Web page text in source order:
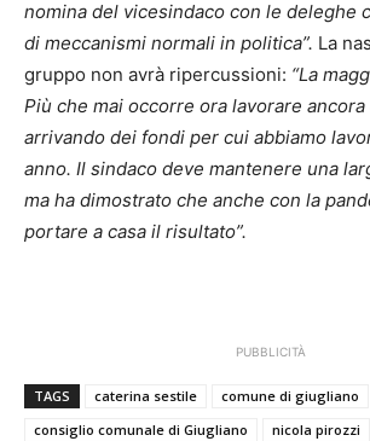
nomina del vicesindaco con le deleghe
di meccanismi normali in politica”. La
gruppo non avrà ripercussioni: “La
Più che mai occorre ora lavorare
arrivando dei fondi per cui abbiamo
anno. Il sindaco deve mantenere una
ma ha dimostrato che anche con la
portare a casa il risultato”.
PUBBLICITÀ
TAGS caterina sestile
comune di giugliano
consiglio comunale di Giugliano
nicola pirozzi